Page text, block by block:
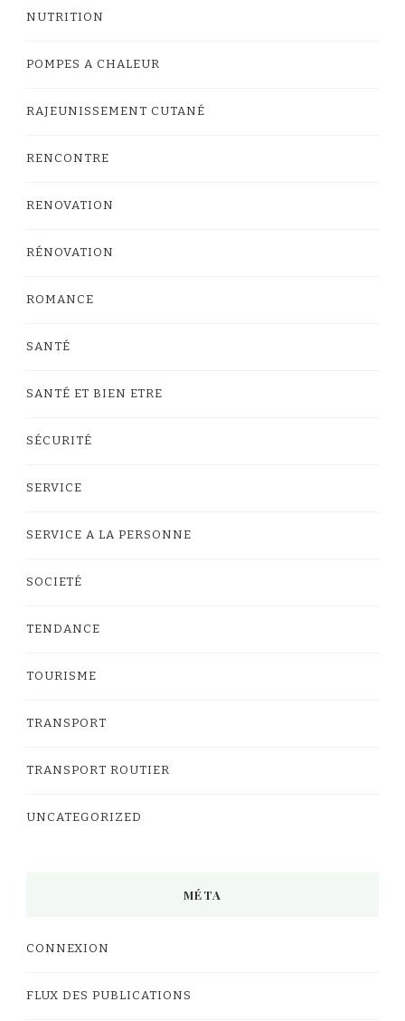
NUTRITION
POMPES A CHALEUR
RAJEUNISSEMENT CUTANÉ
RENCONTRE
RENOVATION
RÉNOVATION
ROMANCE
SANTÉ
SANTÉ ET BIEN ETRE
SÉCURITÉ
SERVICE
SERVICE A LA PERSONNE
SOCIETÉ
TENDANCE
TOURISME
TRANSPORT
TRANSPORT ROUTIER
UNCATEGORIZED
MÉTA
CONNEXION
FLUX DES PUBLICATIONS